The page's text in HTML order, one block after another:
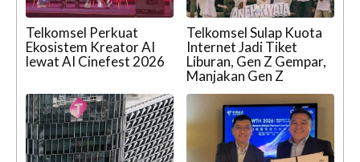
Telkomsel Perkuat
Ekosistem Kreator AI
lewat AI Cinefest 2026
Telkomsel Sulap Kuota
Internet Jadi Tiket
Liburan, Gen Z Gempar,
Manjakan Gen Z